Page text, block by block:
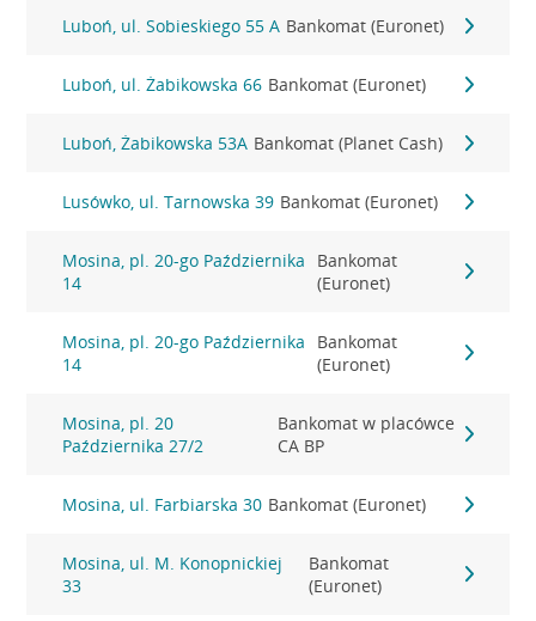
Luboń, ul. Sobieskiego 55 A Bankomat (Euronet)
Luboń, ul. Żabikowska 66 Bankomat (Euronet)
Luboń, Żabikowska 53A Bankomat (Planet Cash)
Lusówko, ul. Tarnowska 39 Bankomat (Euronet)
Mosina, pl. 20-go Października
14
Bankomat
(Euronet)
Mosina, pl. 20-go Października
14
Bankomat
(Euronet)
Mosina, pl. 20
Października 27/2
Bankomat w placówce
CA BP
Mosina, ul. Farbiarska 30 Bankomat (Euronet)
Mosina, ul. M. Konopnickiej
33
Bankomat
(Euronet)